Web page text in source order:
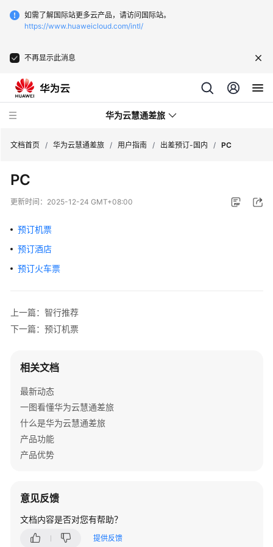
如需了解国际站更多云产品，请访问国际站。
https://www.huaweicloud.com/intl/
不再显示此消息
华为云慧通差旅
最
新
态
产
品
用
户
南
操
作
必
看
&
录
差
文档首页 / 华为云慧通差旅 / 用户指南 / 出差预订-国内 / PC
PC
更新时间： 2025-12-24 GMT+08:00
预订机票
预订酒店
预订火车票
上一篇：智行推荐
下一篇：预订机票
相关文档
最新动态
一图看懂华为云慧通差旅
什么是华为云慧通差旅
产品功能
产品优势
意见反馈
文档内容是否对您有帮助？
提供反馈